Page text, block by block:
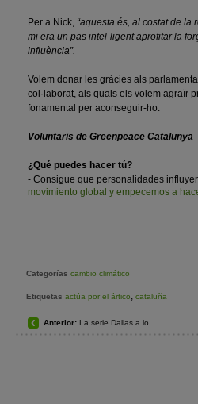
Per a Nick, “aquesta és, al costat de
mi era un pas intel·ligent aprofitar la
influència”.
Volem donar les gràcies als
col·laborat, als quals els volem agraïr
fonamental per aconseguir-ho.
Voluntaris de Greenpeace Catalunya
¿Qué puedes hacer tú?
- Consigue que personalidades
movimiento global y empecemos a
Categorías cambio climático
Etiquetas actúa por el ártico, cataluña
Anterior: La serie Dallas a lo..